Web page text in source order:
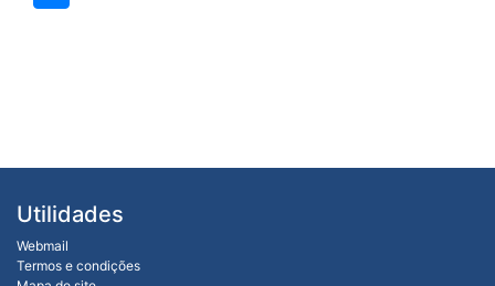
Utilidades
Webmail
Termos e condições